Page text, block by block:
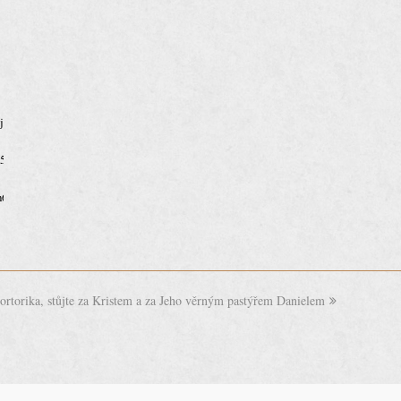
stůjte za Kristem a za Jeho věrným pastýřem Danielem